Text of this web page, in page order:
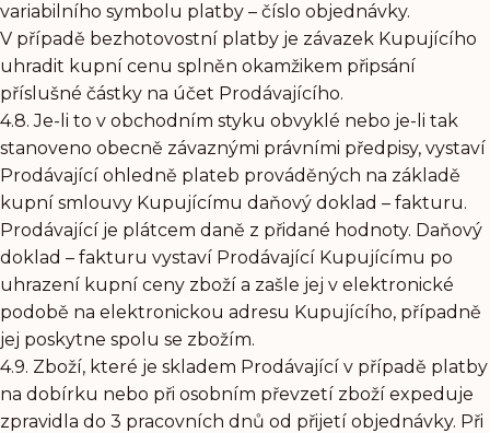
variabilního symbolu platby – číslo objednávky.
V případě bezhotovostní platby je závazek Kupujícího
uhradit kupní cenu splněn okamžikem připsání
příslušné částky na účet Prodávajícího.
4.8. Je-li to v obchodním styku obvyklé nebo je-li tak
stanoveno obecně závaznými právními předpisy, vystaví
Prodávající ohledně plateb prováděných na základě
kupní smlouvy Kupujícímu daňový doklad – fakturu.
Prodávající je plátcem daně z přidané hodnoty. Daňový
doklad – fakturu vystaví Prodávající Kupujícímu po
uhrazení kupní ceny zboží a zašle jej v elektronické
podobě na elektronickou adresu Kupujícího, případně
jej poskytne spolu se zbožím.
4.9. Zboží, které je skladem Prodávající v případě platby
na dobírku nebo při osobním převzetí zboží expeduje
zpravidla do 3 pracovních dnů od přijetí objednávky. Při